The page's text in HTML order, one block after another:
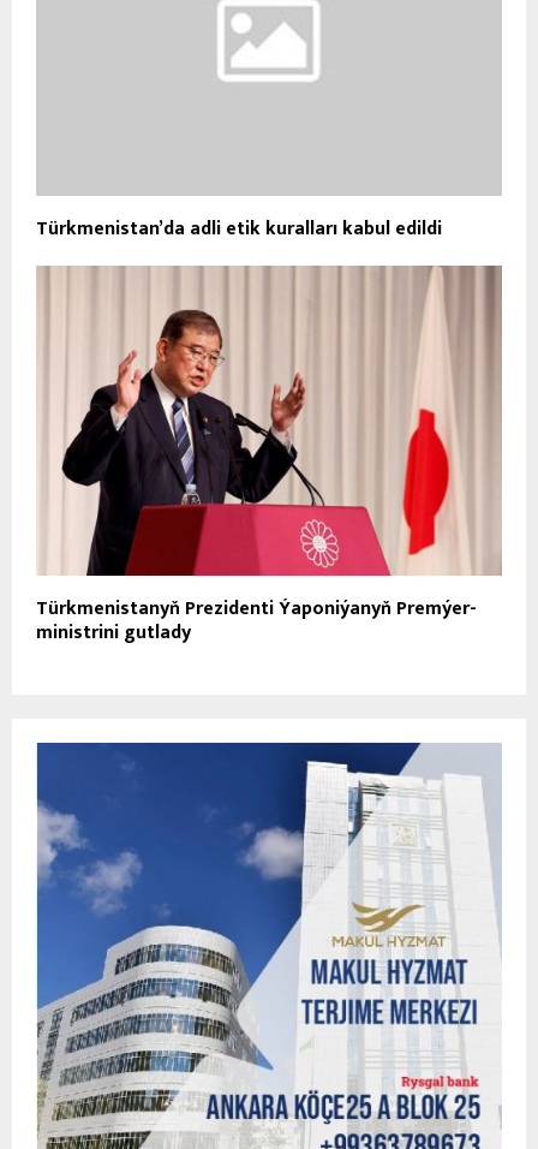
Türkmenistan’da adli etik kuralları kabul edildi
Türkmenistanyň Prezidenti Ýaponiýanyň Premýer-
ministrini gutlady